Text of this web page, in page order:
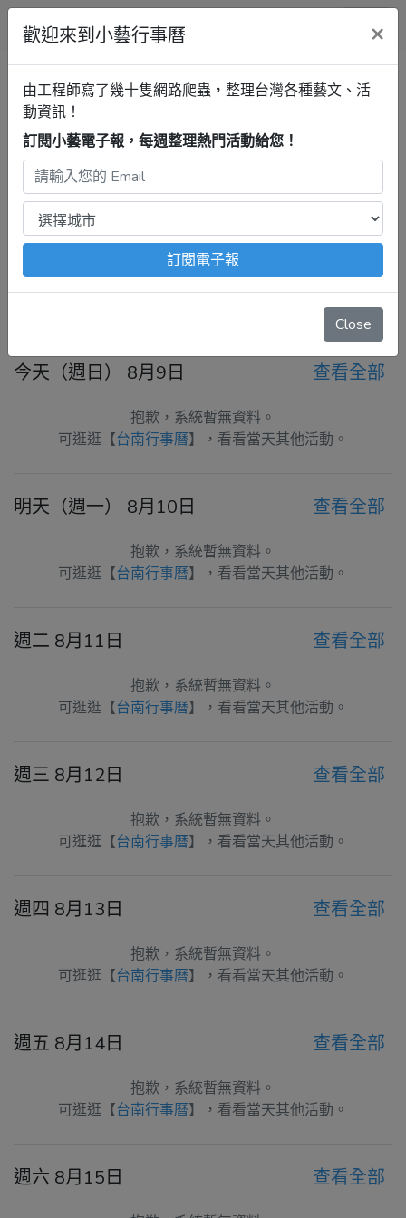
小藝行事曆
全部 展覽 音樂 戲劇 講座 清單
台南行事曆 講座 最新活動
2026年8月9日 – 8月15日
注意：出發前請去官網再次確認！
本站內容由程式自動抓
取，沒有算到疫情影響、例行休館日、國定假日、移師外地
今天（週日） 8月9日 查看全部
抱歉，系統暫無資料。
可逛逛【台南行事曆】，看看當天其他活動。
明天（週一） 8月10日 查看全部
抱歉，系統暫無資料。
可逛逛【台南行事曆】，看看當天其他活動。
週二 8月11日 查看全部
抱歉，系統暫無資料。
可逛逛【台南行事曆】，看看當天其他活動。
週三 8月12日 查看全部
抱歉，系統暫無資料。
可逛逛【台南行事曆】，看看當天其他活動。
週四 8月13日 查看全部
抱歉，系統暫無資料。
可逛逛【台南行事曆】，看看當天其他活動。
週五 8月14日 查看全部
抱歉，系統暫無資料。
可逛逛【台南行事曆】，看看當天其他活動。
週六 8月15日 查看全部
歡迎來到小藝行事曆 ×
由工程師寫了幾十隻網路爬蟲，整理台灣各種藝文、活
動資訊！
訂閱小藝電子報，每週整理熱門活動給您！
訂閱電子報
Close